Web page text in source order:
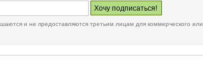
и не предоставляются третьим лицам для коммерческого или